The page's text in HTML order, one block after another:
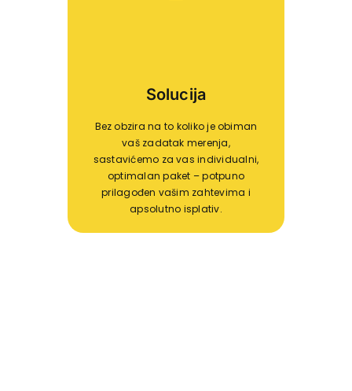
Solucija
Bez obzira na to koliko je obiman
vaš zadatak merenja,
sastavićemo za vas individualni,
optimalan paket – potpuno
prilagođen vašim zahtevima i
apsolutno isplativ.